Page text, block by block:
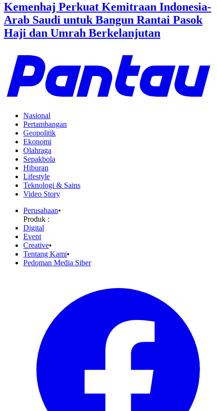
Kemenhaj Perkuat Kemitraan Indonesia-
Arab Saudi untuk Bangun Rantai Pasok
Haji dan Umrah Berkelanjutan
Nasional
Pertambangan
Geopolitik
Ekonomi
Olahraga
Sepakbola
Hiburan
Lifestyle
Teknologi & Sains
Video Story
Perusahaan•
Produk :
Digital
Event
Creative•
Tentang Kami•
Pedoman Media Siber